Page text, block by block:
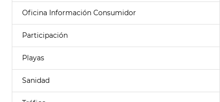
Oficina Información Consumidor
Participación
Playas
Sanidad